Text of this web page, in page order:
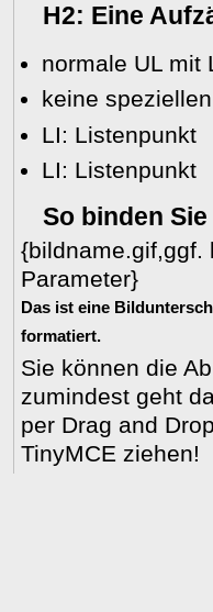
H2: Eine
normale UL mit
keine
LI: Listenpunkt
LI: Listenpunkt
So binden
{bildname.gif,ggf.
Parameter}
Das ist eine
formatiert.
Sie können die
zumindest geht
per Drag and
TinyMCE ziehen!